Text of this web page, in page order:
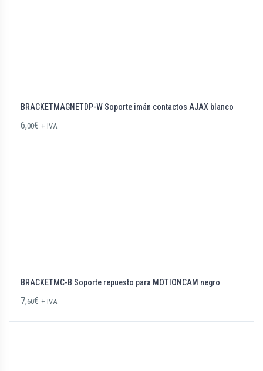
BRACKETMAGNETDP-W Soporte imán contactos AJAX blanco
6,00€ + IVA
BRACKETMC-B Soporte repuesto para MOTIONCAM negro
7,60€ + IVA